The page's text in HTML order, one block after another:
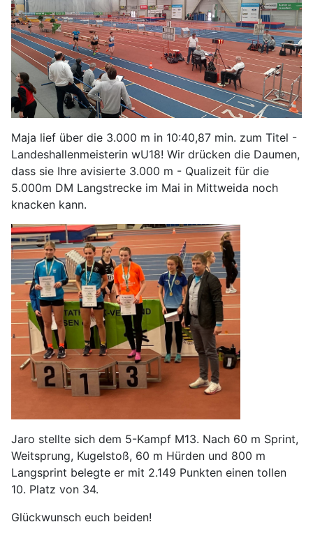
Maja lief über die 3.000 m in 10:40,87 min. zum Titel -
Landeshallenmeisterin wU18! Wir drücken die Daumen,
dass sie Ihre avisierte 3.000 m - Qualizeit für die
5.000m DM Langstrecke im Mai in Mittweida noch
knacken kann.
Jaro stellte sich dem 5-Kampf M13. Nach 60 m Sprint,
Weitsprung, Kugelstoß, 60 m Hürden und 800 m
Langsprint belegte er mit 2.149 Punkten einen tollen
10. Platz von 34.
Glückwunsch euch beiden!